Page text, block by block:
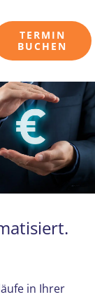
TERMIN
BUCHEN
in Ihrer